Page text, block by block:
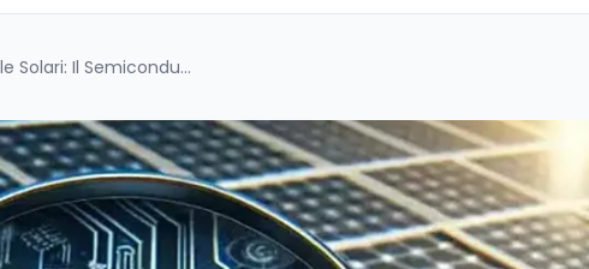
La Rivoluzione delle Celle Solari: Il Semiconduttore P3ttm Trasforma la Luce in Elettricità con Efficienza Quasi Totale